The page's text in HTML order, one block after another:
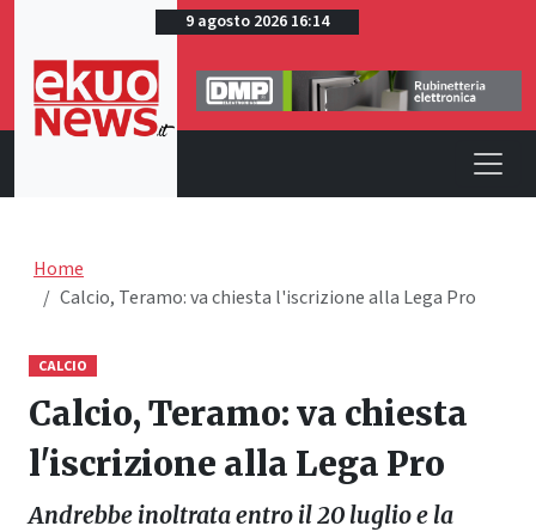
9 agosto 2026 16:14
Home
Calcio, Teramo: va chiesta l'iscrizione alla Lega Pro
CALCIO
Calcio, Teramo: va chiesta
l'iscrizione alla Lega Pro
Andrebbe inoltrata entro il 20 luglio e la